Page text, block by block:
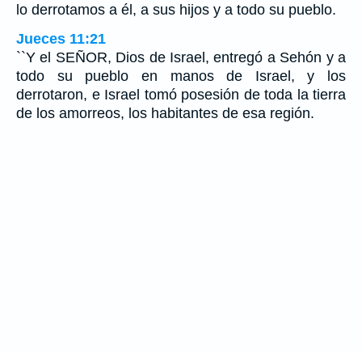
lo derrotamos a él, a sus hijos y a todo su pueblo.
Jueces 11:21
``Y el SEÑOR, Dios de Israel, entregó a Sehón y a
todo su pueblo en manos de Israel, y los
derrotaron, e Israel tomó posesión de toda la tierra
de los amorreos, los habitantes de esa región.